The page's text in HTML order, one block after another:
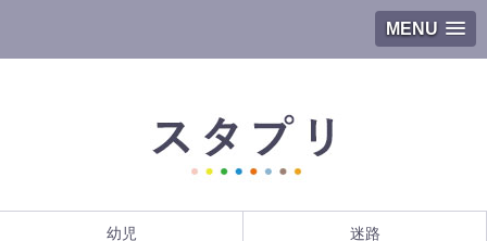
MENU
幼児 迷路